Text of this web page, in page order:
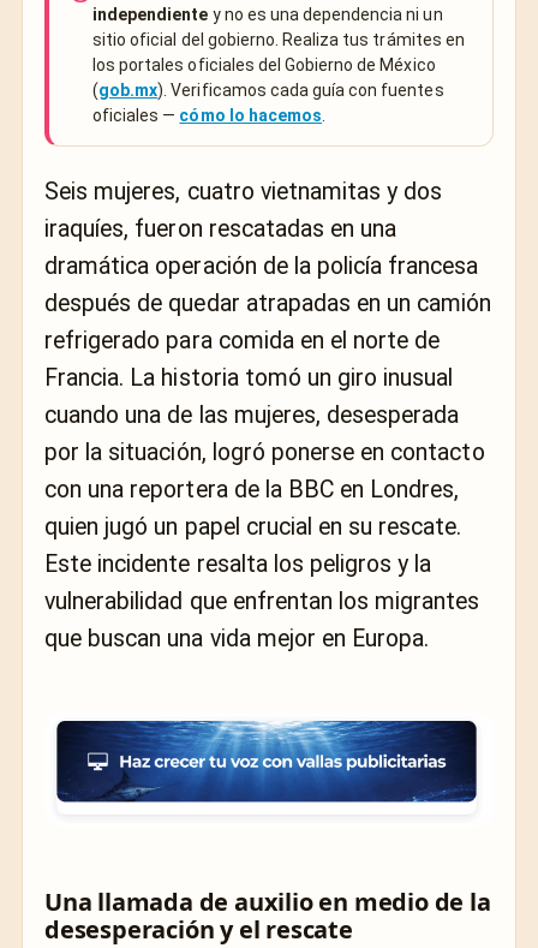
independiente y no es una dependencia ni un
sitio oficial del gobierno. Realiza tus trámites en
los portales oficiales del Gobierno de México
(gob.mx). Verificamos cada guía con fuentes
oficiales — cómo lo hacemos
Seis mujeres, cuatro vietnamitas y dos
iraquíes, fueron rescatadas en una
dramática operación de la policía francesa
después de quedar atrapadas en un camión
refrigerado para comida en el norte de
Francia. La historia tomó un giro inusual
cuando una de las mujeres, desesperada
por la situación, logró ponerse en contacto
con una reportera de la BBC en Londres,
quien jugó un papel crucial en su rescate.
Este incidente resalta los peligros y la
vulnerabilidad que enfrentan los migrantes
que buscan una vida mejor en Europa.
Una llamada de auxilio en medio de la
desesperación y el rescate